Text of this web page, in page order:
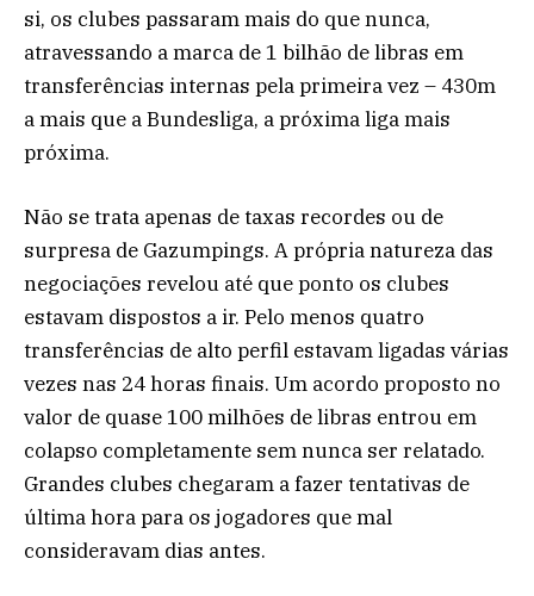
si, os clubes passaram mais do que nunca,
atravessando a marca de 1 bilhão de libras em
transferências internas pela primeira vez – 430m
a mais que a Bundesliga, a próxima liga mais
próxima.
Não se trata apenas de taxas recordes ou de
surpresa de Gazumpings. A própria natureza das
negociações revelou até que ponto os clubes
estavam dispostos a ir. Pelo menos quatro
transferências de alto perfil estavam ligadas várias
vezes nas 24 horas finais. Um acordo proposto no
valor de quase 100 milhões de libras entrou em
colapso completamente sem nunca ser relatado.
Grandes clubes chegaram a fazer tentativas de
última hora para os jogadores que mal
consideravam dias antes.